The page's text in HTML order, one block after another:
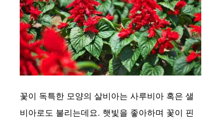
꽃이 독특한 모양의 살비아는 사루비아 혹은 샐
비아로도 불리는데요. 햇빛을 좋아하며 꽃이 핀